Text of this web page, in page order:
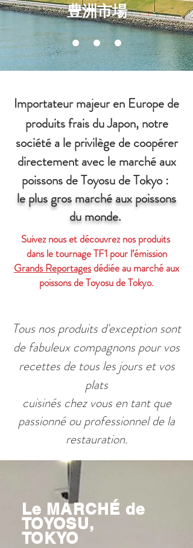
豊洲市場
Importateur majeur en Europe de
produits frais du Japon, notre
société a le privilège de coopérer
directement avec le marché aux
poissons de Toyosu de Tokyo :
le plus gros marché aux poissons
du monde.
Suivez nous et découvrez nos produits
dans le tournage TF1 pour l’émission
Grands Reportagesdédiée au marché aux
poissons de Toyosu de Tokyo.
Tous nos produits d'exception sont
de fabuleux compagnons pour vos
recettes de tous les jours et vos
plats
cuisinés chez vous en tant que
passionné ou professionnel de la
restauration.
Le ​ MARCHÉ de
TOYOSU,
TOKYO